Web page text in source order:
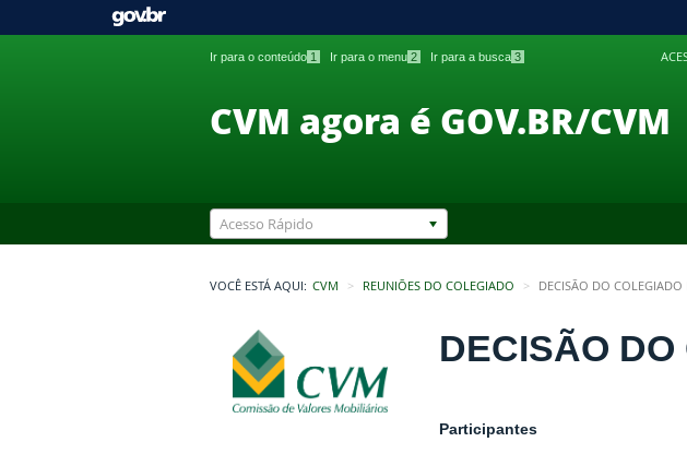
Ir para o conteúdo 1 Ir para o menu 2 Ir para a busca 3
CVM agora é GOV.BR/CVM
Acesso Rápido
VOCÊ ESTÁ AQUI: CVM REUNIÕES DO COLEGIADO DECISÃO DO
DECISÃO
Participantes